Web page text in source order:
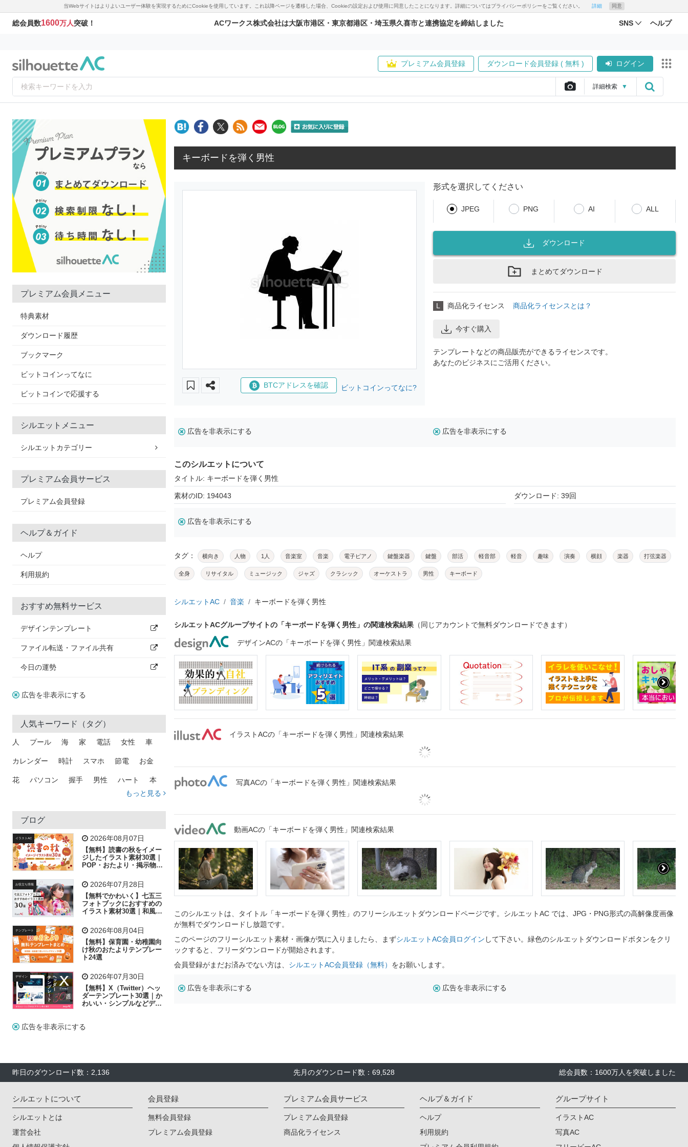
当Webサイトはよりよいユーザー体験を実現するためにCookieを使用しています。これ以降ページを遷移した場合、Cookieの設定および使用に同意したことになります。詳細についてはプライバシーポリシーをご覧ください。 詳細 同意
総会員数1600万人突破！ ACワークス株式会社は大阪市港区・東京都港区・埼玉県久喜市と連携協定を締結しました SNS ヘルプ
プレミアム会員登録 ダウンロード会員登録 ( 無料 ) ログイン
詳細検索 ▼
プレミアム会員メニュー
特典素材
ダウンロード履歴
ブックマーク
ビットコインってなに
ビットコインで応援する
シルエットメニュー
シルエットカテゴリー
プレミアム会員サービス
プレミアム会員登録
ヘルプ＆ガイド
ヘルプ
利用規約
おすすめ無料サービス
デザインテンプレート
ファイル転送・ファイル共有
今日の運勢
広告を非表示にする
人気キーワード（タグ）
人 プール 海 家 電話 女性 車
カレンダー 時計 スマホ 節電 お金
花 パソコン 握手 男性 ハート 本
トラック 木
吹き出し
飛行機 グラフ ビル 魚 家族 書類
歩く 工場 会社 太陽 キラキラ
子供 作業員 葉 相談 ピクトグラム
もっと見る
ブログ
イラストAC 2026年08月07日
【無料】読書の秋をイメー
ジしたイラスト素材30選｜
POP・おたより・掲示物に
お役立ち情報 2026年07月28日
【無料でかわいく】七五三
フォトブックにおすすめの
イラスト素材30選｜和風の
テンプレート 2026年08月04日
【無料】保育園・幼稚園向
け秋のおたよりテンプレー
ト24選
デザイン 2026年07月30日
【無料】X（Twitter）ヘッ
ダーテンプレート30選｜か
わいい・シンプルなどデザ
広告を非表示にする
キーボードを弾く男性
BTCアドレスを確認 ビットコインってなに?
形式を選択してください
JPEG PNG AI ALL
ダウンロード
まとめてダウンロード
L 商品化ライセンス 商品化ライセンスとは？
今すぐ購入
テンプレートなどの商品販売ができるライセンスです。
あなたのビジネスにご活用ください。
広告を非表示にする 広告を非表示にする
このシルエットについて
タイトル: キーボードを弾く男性
素材のID: 194043 ダウンロード: 39回
広告を非表示にする
タグ： 横向き 人物 1人 音楽室 音楽 電子ピアノ 鍵盤楽器 鍵盤 部活 軽音部 軽音 趣味 演奏 横顔 楽器 打弦楽器
全身 リサイタル ミュージック ジャズ クラシック オーケストラ 男性 キーボード
シルエットAC 音楽 キーボードを弾く男性
シルエットACグループサイトの「キーボードを弾く男性」の関連検索結果 （同じアカウントで無料ダウンロードできます）
デザインACの「キーボードを弾く男性」関連検索結果
イラストACの「キーボードを弾く男性」関連検索結果
写真ACの「キーボードを弾く男性」関連検索結果
動画ACの「キーボードを弾く男性」関連検索結果
このシルエットは、タイトル「キーボードを弾く男性」のフリーシルエットダウンロードページです。シルエットAC では、JPG・PNG形式の高解像度画像
が無料でダウンロードし放題です。
このページのフリーシルエット素材・画像が気に入りましたら、まずシルエットAC会員ログイン して下さい。緑色のシルエットダウンロードボタンをクリ
ックすると、フリーダウンロードが開始されます。
会員登録がまだお済みでない方は、 シルエットAC会員登録（無料） をお願いします。
広告を非表示にする 広告を非表示にする
昨日のダウンロード数：2,136 先月のダウンロード数：69,528 総会員数：1600万人を突破しました
シルエットについて
シルエットとは
運営会社
会員登録
無料会員登録
プレミアム会員登録
プレミアム会員サービス
プレミアム会員登録
商品化ライセンス
ヘルプ＆ガイド
ヘルプ
利用規約
グループサイト
イラストAC
写真AC